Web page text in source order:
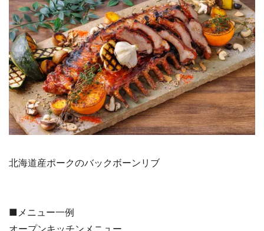
北海道産ポークのバックボーンリブ
■メニュー一例
オープンキッチンメニュー